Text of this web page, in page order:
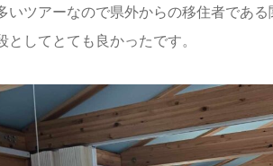
いツアーなので県外からの移住者である
としてとても良かったです。